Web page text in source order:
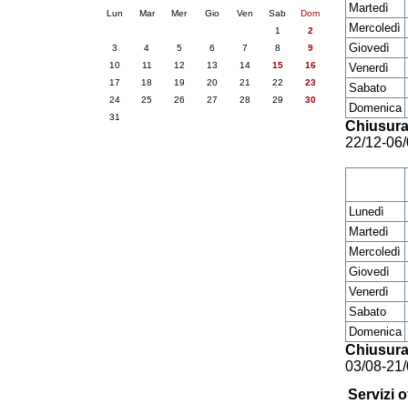
Martedì
Mercoledì
Giovedì
Venerdì
Sabato
Domenica
22/12-
Lunedì
Martedì
Mercoledì
Giovedì
Venerdì
Sabato
Domenica
03/08-
Servizi
Lun Mar Mer Gio Ven Sab
Dom
1
2
3
4 5 6 7 8
9
10
11 12 13 14 15
16
17
18 19 20 21 22
23
24
25 26 27 28 29
30
31